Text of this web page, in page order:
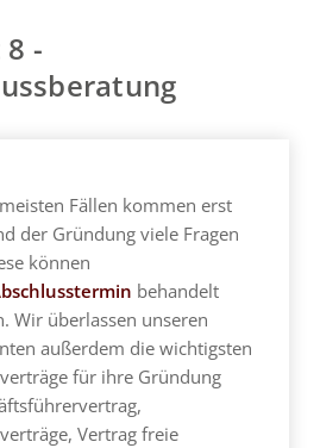
-
Fällen kommen erst
der Gründung viele Fragen
können
behandelt
Wir überlassen unseren
außerdem die wichtigsten
für ihre Gründung
Vertrag freie